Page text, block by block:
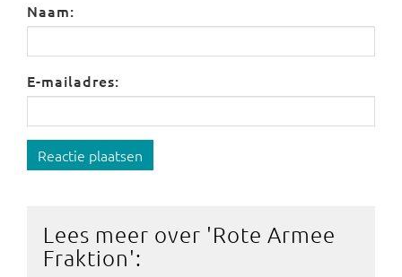
Naam:
E-mailadres:
Reactie plaatsen
Lees meer over 'Rote Armee
Fraktion':